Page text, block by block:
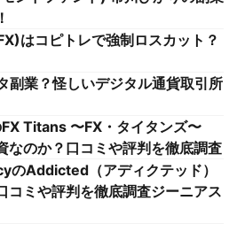
はコピトレで強制ロスカット？
副業？怪しいデジタル通貨取引所
Titans 〜FX・タイタンズ〜
なのか？口コミや評判を徹底調査
Addicted（アディクテッド）
コミや評判を徹底調査ジーニアス